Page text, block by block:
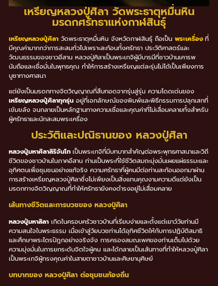
เหรียญหลวงปู่ศิลา วัดพระธาตุหมื่นหิน
มรดกศรัทธาแห่งกาฬสินธุ์
เหรียญหลวงปู่ศิลา วัดพระธาตุหมื่นหิน จังหวัดกาฬสินธุ์ ถือเป็น พระเครื่อง ที่
มีคุณค่ามากกว่าการสะสมทั่วไปเพราะสะท้อนทั้งศรัทธา ประวัติศาสตร์และ
วัฒนธรรมของชาวอีสาน หลวงปู่ศิลาเป็นพระเกจิผู้มีบารมีที่ชาวบ้านเคารพ
นับถือและเชื่อมั่นในพุทธคุณ ทำให้การสร้างเหรียญแต่ละรุ่นไม่ได้เป็นเพียงการ
บูชาทางศาสนา
แต่ยังเป็นมรดกทางจิตวิญญาณที่สืบทอดจากรุ่นสู่รุ่น ความโดดเด่นของ
เหรียญหลวงปู่ศิลาทุกรุ่น อยู่ที่เอกลักษณ์ของพิมพ์และพิธีกรรมการปลุกเสกที่
เข้มขลัง จนกลายเป็นหลักฐานทางความเชื่อและคุณค่าที่ไม่เสื่อมคลายทั้งสำหรับ
ผู้ศรัทธาและนักสะสมพระเครื่อง
ประวัติและปณิธานของ หลวงปู่ศิลา
หลวงปู่มหาศิลาสิริจันโท เป็นพระเกจิที่มีบทบาทสำคัญต่อพระพุทธศาสนาและวิถี
ชีวิตของชาวบ้านในภาคอีสาน ท่านเป็นพระที่ใช้ชีวิตสมถะมุ่งมั่นเผยแผ่ธรรมะและ
อุทิศตนเพื่อชุมชนอย่างแท้จริง ความศรัทธาที่ผู้คนมีต่อท่านสะท้อนออกมาผ่าน
การสร้างเหรียญหลวงปู่ศิลาซึ่งไม่เพียงเป็นสิ่งแทนคุณงามความดีแต่ยังเป็น
มรดกทางจิตวิญญาณที่ทำให้ศรัทธายังคงดำรงอยู่ไม่เสื่อมคลาย
เส้นทางชีวิตและการบวชของ หลวงปู่ศิลา
หลวงปู่มหาสิลา เกิดในครอบครัวชาวบ้านที่เรียบง่ายและตั้งแต่เยาว์วัยท่านมี
ความสนใจในพระธรรม เมื่อเข้าสู่วัยบวชท่านได้อุทิศชีวิตให้กับการปฏิบัติสมาธิ
และศึกษาพระไตรปิฎกอย่างจริงจัง การครองสมณเพศของท่านเต็มไปด้วย
ความมุ่งมั่นในการยกระดับจิตใจผู้คน และได้กลายเป็นเส้นทางที่ทำให้หลวงปู่ศิลา
เป็นพระเกจิผู้ทรงคุณค่าในสายตาชาวบ้านและศิษยานุศิษย์
บทบาทของ หลวงปู่ศิลา ต่อชุมชนท้องถิ่น